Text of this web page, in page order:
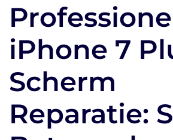
iPhone 7
Scherm
Reparatie: